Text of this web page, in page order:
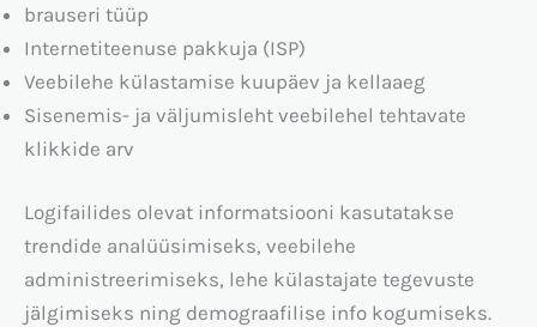
brauseri tüüp
Internetiteenuse pakkuja (ISP)
Veebilehe külastamise kuupäev ja kellaaeg
Sisenemis- ja väljumisleht veebilehel tehtavate
klikkide arv
Logifailides olevat informatsiooni kasutatakse
trendide analüüsimiseks, veebilehe
administreerimiseks, lehe külastajate tegevuste
jälgimiseks ning demograafilise info kogumiseks.